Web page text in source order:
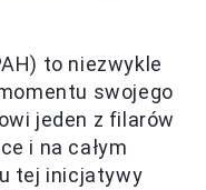
to niezwykle
swojego
jeden z filarów
i na całym
tej inicjatywy